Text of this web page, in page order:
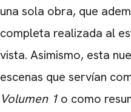
una sola obra, que
completa realizada al
vista. Asimismo, esta
escenas que servían
Volumen 1 o como